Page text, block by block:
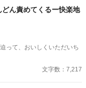
ん責めてくるー快楽地
って、おいしくいただいち
文字数：7,217